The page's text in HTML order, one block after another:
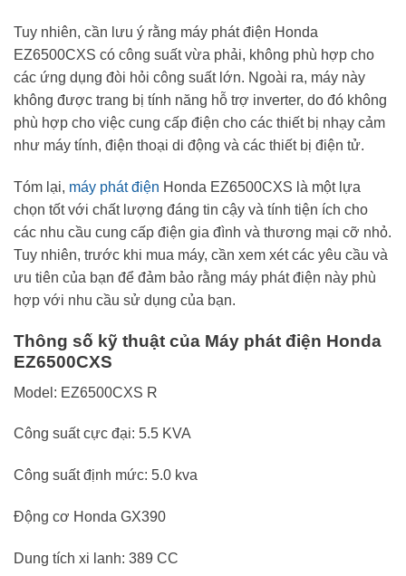
Tuy nhiên, cần lưu ý rằng máy phát điện Honda
EZ6500CXS có công suất vừa phải, không phù hợp cho
các ứng dụng đòi hỏi công suất lớn. Ngoài ra, máy này
không được trang bị tính năng hỗ trợ inverter, do đó không
phù hợp cho việc cung cấp điện cho các thiết bị nhạy cảm
như máy tính, điện thoại di động và các thiết bị điện tử.
Tóm lại, máy phát điện Honda EZ6500CXS là một lựa
chọn tốt với chất lượng đáng tin cậy và tính tiện ích cho
các nhu cầu cung cấp điện gia đình và thương mại cỡ nhỏ.
Tuy nhiên, trước khi mua máy, cần xem xét các yêu cầu và
ưu tiên của bạn để đảm bảo rằng máy phát điện này phù
hợp với nhu cầu sử dụng của bạn.
Thông số kỹ thuật của Máy phát điện Honda
EZ6500CXS
Model: EZ6500CXS R
Công suất cực đại: 5.5 KVA
Công suất định mức: 5.0 kva
Động cơ Honda GX390
Dung tích xi lanh: 389 CC